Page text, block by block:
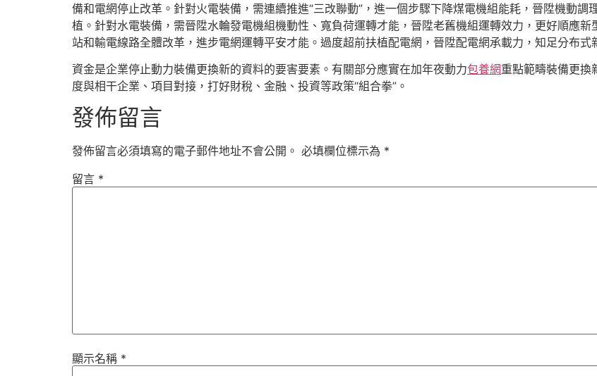
備和電網停止改革。針對火電裝備，需連續推進“三改聯動”，進一個步驟下降煤電機組能耗，晉陞機動
植。針對水電裝備，需晉陞水輪發電機組機動性、寬負荷運轉才能，晉陞老舊機組運轉效力，更好順應
站和輸電線路全體改革，進步電網運轉平安才能。過度超前扶植配電網，晉陞配電網承載力，知足分布
資金是企業停止動力裝備更換新的資料的要害要素。有關部分應實在加年夜動力包養網重點範疇裝備更換
度與相干企業、項目對接，打好財稅、金融、投資等政策“組合拳”。
發佈留言
發佈留言必須填寫的電子郵件地址不會公開。 必填欄位標示為 *
留言 *
顯示名稱 *